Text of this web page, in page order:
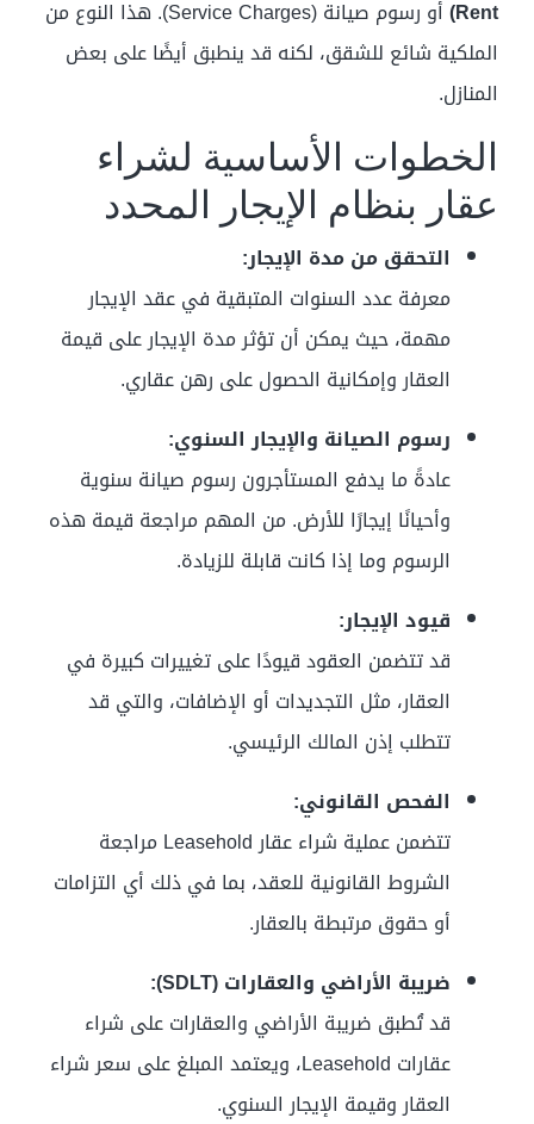
Rent)
أو رسوم صيانة (Service Charges). هذا النوع من
الملكية شائع للشقق، لكنه قد ينطبق أيضًا على بعض
المنازل.
الخطوات الأساسية لشراء
عقار بنظام الإيجار المحدد
التحقق من مدة الإيجار:
معرفة عدد السنوات المتبقية في عقد الإيجار
مهمة، حيث يمكن أن تؤثر مدة الإيجار على قيمة
العقار وإمكانية الحصول على رهن عقاري.
رسوم الصيانة والإيجار السنوي:
عادةً ما يدفع المستأجرون رسوم صيانة سنوية
وأحيانًا إيجارًا للأرض. من المهم مراجعة قيمة هذه
الرسوم وما إذا كانت قابلة للزيادة.
قيود الإيجار:
قد تتضمن العقود قيودًا على تغييرات كبيرة في
العقار، مثل التجديدات أو الإضافات، والتي قد
تتطلب إذن المالك الرئيسي.
الفحص القانوني:
تتضمن عملية شراء عقار Leasehold مراجعة
الشروط القانونية للعقد، بما في ذلك أي التزامات
أو حقوق مرتبطة بالعقار.
ضريبة الأراضي والعقارات (SDLT):
قد تُطبق ضريبة الأراضي والعقارات على شراء
عقارات Leasehold، ويعتمد المبلغ على سعر شراء
العقار وقيمة الإيجار السنوي.